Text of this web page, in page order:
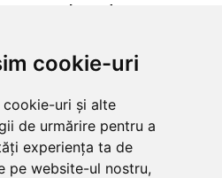
cookie-uri
cookie-uri și alte
de urmărire pentru a
experiența ta de
pe website-ul nostru,
Snowboard
Echipament snowboard
Legături Rome SDS
Skate & longboard
Enuff Skateboards